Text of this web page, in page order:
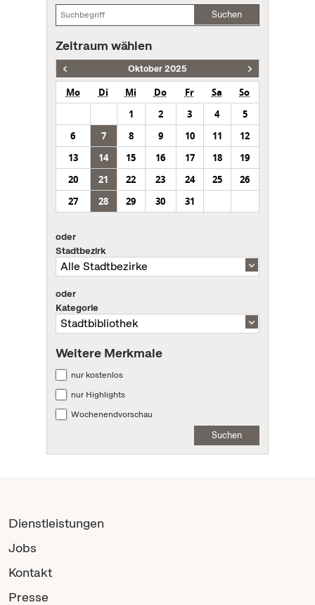
Suchen
Zeitraum wählen
Oktober 2025
Mo Di Mi Do Fr Sa
So
1
2 3 4
5
6
7 8 9 10 11
12
13
14 15 16 17 18
19
20
21 22 23 24 25
26
27
28 29 30 31
oder
Stadtbezirk
oder
Kategorie
Weitere Merkmale
nur kostenlos
nur Highlights
Wochenendvorschau
Suchen
Dienstleistungen
Jobs
Kontakt
Presse